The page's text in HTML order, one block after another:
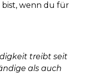
bist, wenn du für
treibt seit
als auch